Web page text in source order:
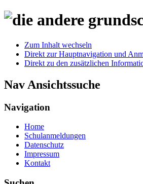
Zum Inhalt wechseln
Direkt zur Hauptnavigation und
Direkt zu den zusätzlichen
Nav Ansichtssuche
Navigation
Home
Schulanmeldungen
Datenschutz
Impressum
Kontakt